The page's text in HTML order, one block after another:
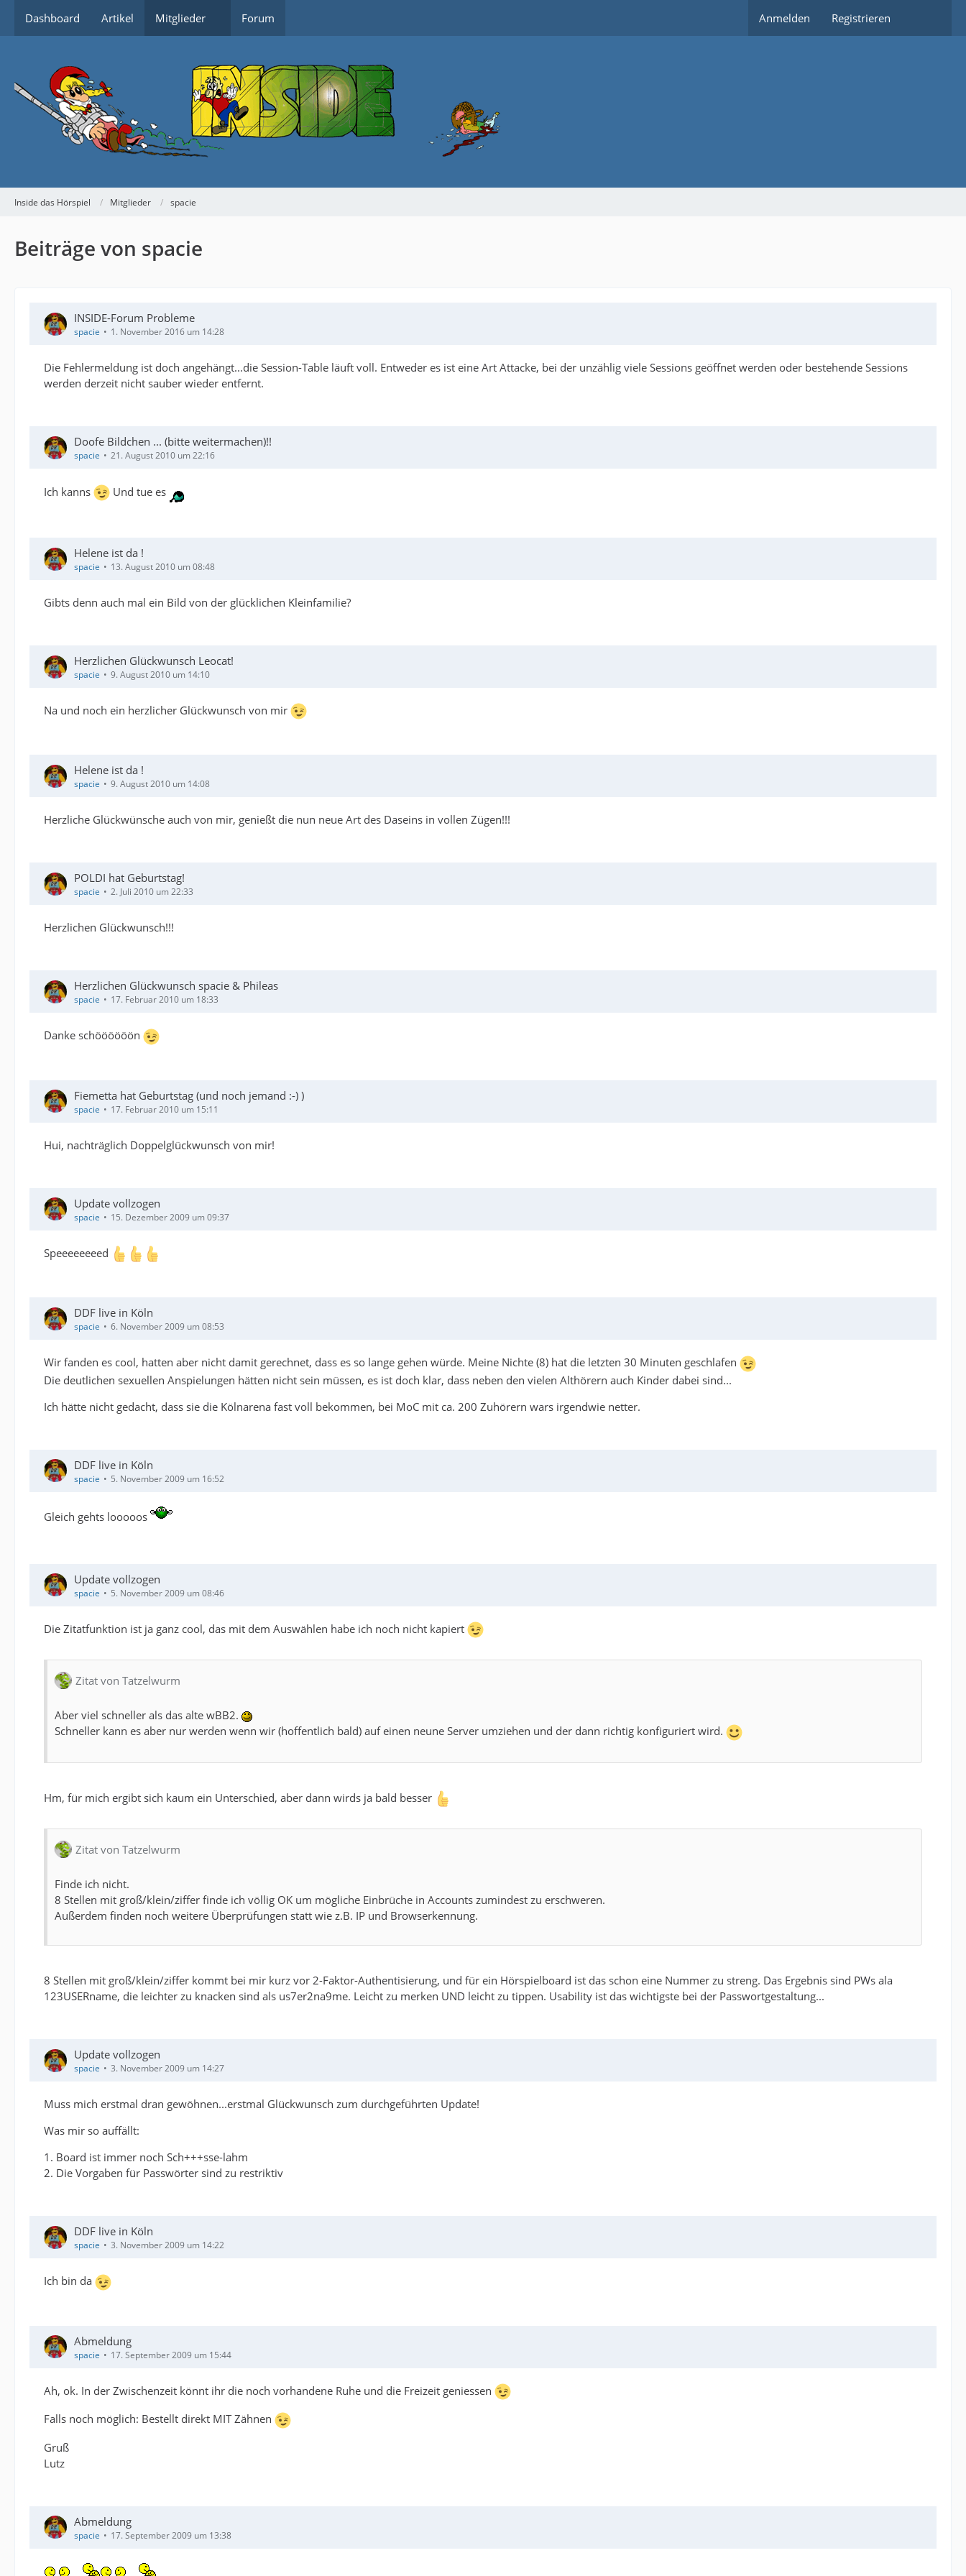
Dashboard Artikel Mitglieder Forum Anmelden Registrieren
Inside das Hörspiel Mitglieder spacie
Beiträge von spacie
INSIDE-Forum Probleme
spacie 1. November 2016 um 14:28
Die Fehlermeldung ist doch angehängt...die Session-Table läuft voll. Entweder es ist eine Art Attacke, bei der unzählig viele Sessions geöffnet werden oder bestehende Sessions
werden derzeit nicht sauber wieder entfernt.
Doofe Bildchen ... (bitte weitermachen)!!
spacie 21. August 2010 um 22:16
Ich kanns Und tue es
Helene ist da !
spacie 13. August 2010 um 08:48
Gibts denn auch mal ein Bild von der glücklichen Kleinfamilie?
Herzlichen Glückwunsch Leocat!
spacie 9. August 2010 um 14:10
Na und noch ein herzlicher Glückwunsch von mir
Helene ist da !
spacie 9. August 2010 um 14:08
Herzliche Glückwünsche auch von mir, genießt die nun neue Art des Daseins in vollen Zügen!!!
POLDI hat Geburtstag!
spacie 2. Juli 2010 um 22:33
Herzlichen Glückwunsch!!!
Herzlichen Glückwunsch spacie & Phileas
spacie 17. Februar 2010 um 18:33
Danke schöööööön
Fiemetta hat Geburtstag (und noch jemand :-) )
spacie 17. Februar 2010 um 15:11
Hui, nachträglich Doppelglückwunsch von mir!
Update vollzogen
spacie 15. Dezember 2009 um 09:37
Speeeeeeeed
DDF live in Köln
spacie 6. November 2009 um 08:53
Wir fanden es cool, hatten aber nicht damit gerechnet, dass es so lange gehen würde. Meine Nichte (8) hat die letzten 30 Minuten geschlafen
Die deutlichen sexuellen Anspielungen hätten nicht sein müssen, es ist doch klar, dass neben den vielen Althörern auch Kinder dabei sind...
Ich hätte nicht gedacht, dass sie die Kölnarena fast voll bekommen, bei MoC mit ca. 200 Zuhörern wars irgendwie netter.
DDF live in Köln
spacie 5. November 2009 um 16:52
Gleich gehts looooos
Update vollzogen
spacie 5. November 2009 um 08:46
Die Zitatfunktion ist ja ganz cool, das mit dem Auswählen habe ich noch nicht kapiert
Zitat von Tatzelwurm
Aber viel schneller als das alte wBB2.
Schneller kann es aber nur werden wenn wir (hoffentlich bald) auf einen neune Server umziehen und der dann richtig konfiguriert wird.
Hm, für mich ergibt sich kaum ein Unterschied, aber dann wirds ja bald besser
Zitat von Tatzelwurm
Finde ich nicht.
8 Stellen mit groß/klein/ziffer finde ich völlig OK um mögliche Einbrüche in Accounts zumindest zu erschweren.
Außerdem finden noch weitere Überprüfungen statt wie z.B. IP und Browserkennung.
8 Stellen mit groß/klein/ziffer kommt bei mir kurz vor 2-Faktor-Authentisierung, und für ein Hörspielboard ist das schon eine Nummer zu streng. Das Ergebnis sind PWs ala
123USERname, die leichter zu knacken sind als us7er2na9me. Leicht zu merken UND leicht zu tippen. Usability ist das wichtigste bei der Passwortgestaltung...
Update vollzogen
spacie 3. November 2009 um 14:27
Muss mich erstmal dran gewöhnen...erstmal Glückwunsch zum durchgeführten Update!
Was mir so auffällt:
1. Board ist immer noch Sch+++sse-lahm
2. Die Vorgaben für Passwörter sind zu restriktiv
DDF live in Köln
spacie 3. November 2009 um 14:22
Ich bin da
Abmeldung
spacie 17. September 2009 um 15:44
Ah, ok. In der Zwischenzeit könnt ihr die noch vorhandene Ruhe und die Freizeit geniessen
Falls noch möglich: Bestellt direkt MIT Zähnen
Gruß
Lutz
Abmeldung
spacie 17. September 2009 um 13:38